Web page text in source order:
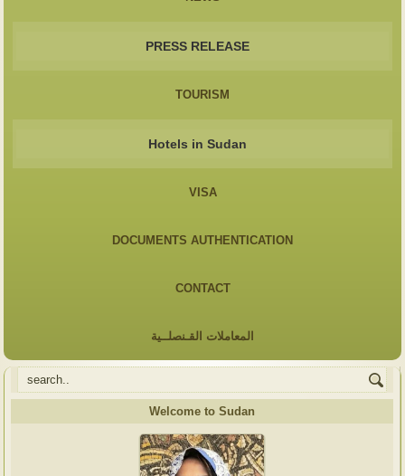
PRESS RELEASE
TOURISM
Hotels in Sudan
VISA
DOCUMENTS AUTHENTICATION
CONTACT
المعاملات القـنصلــية
Welcome to Sudan